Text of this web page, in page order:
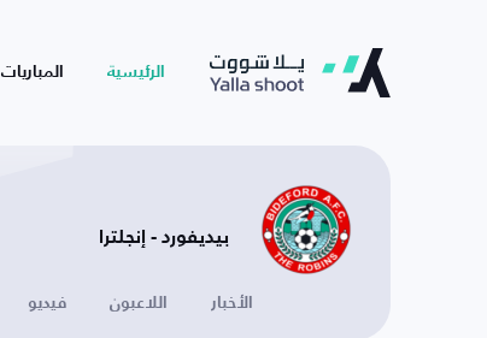
الرئيسية المباريات
بيديفورد - إنجلترا
الأخبار اللاعبون فيديو